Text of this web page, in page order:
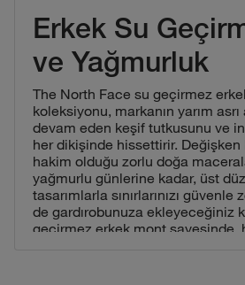
Erkek Su
ve Yağmurluk
The North Face su geçirmez
koleksiyonu, markanın yarım asrı
devam eden keşif tutkusunu ve
her dikişinde hissettirir. Değişken
hakim olduğu zorlu doğa
yağmurlu günlerine kadar, üst
tasarımlarla sınırlarınızı
de gardırobunuza ekleyeceğiniz
geçirmez erkek mont sayesinde,